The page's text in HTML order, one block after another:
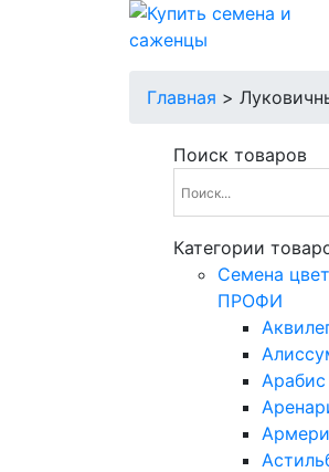
Главная >
Поиск товаров
Категории
Cемена
ПРОФИ